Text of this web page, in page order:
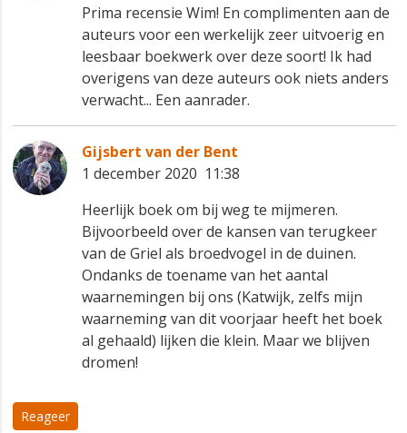
Prima recensie Wim! En complimenten aan de
auteurs voor een werkelijk zeer uitvoerig en
leesbaar boekwerk over deze soort! Ik had
overigens van deze auteurs ook niets anders
verwacht... Een aanrader.
Gijsbert van der Bent
1 december 2020 11:38
Heerlijk boek om bij weg te mijmeren.
Bijvoorbeeld over de kansen van terugkeer
van de Griel als broedvogel in de duinen.
Ondanks de toename van het aantal
waarnemingen bij ons (Katwijk, zelfs mijn
waarneming van dit voorjaar heeft het boek
al gehaald) lijken die klein. Maar we blijven
dromen!
Reageer